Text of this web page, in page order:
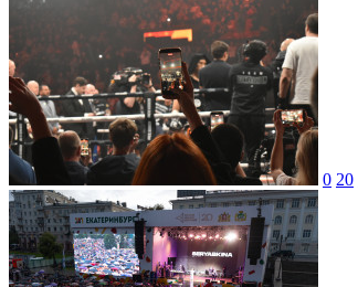
0 20